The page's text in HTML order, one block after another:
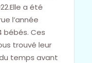
a été
l’année
bébés. Ces
trouvé leur
temps avant